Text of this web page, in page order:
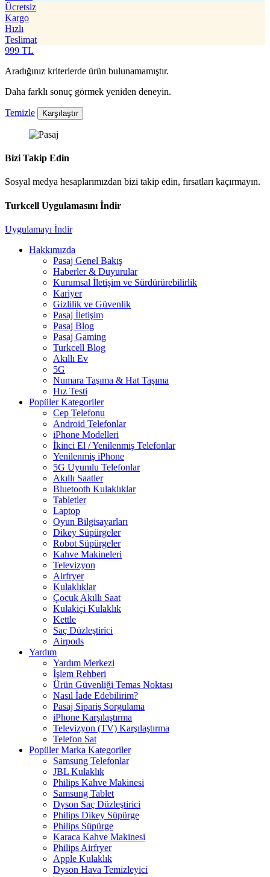
Ücretsiz
Kargo
Hızlı
Teslimat
999 TL
Aradığınız kriterlerde ürün bulunamamıştır.
Daha farklı sonuç görmek yeniden deneyin.
Temizle Karşılaştır
Bizi Takip Edin
Sosyal medya hesaplarımızdan bizi takip edin, fırsatları kaçırmayın.
Turkcell Uygulamasını İndir
Uygulamayı İndir
Hakkımızda
Pasaj Genel Bakış
Haberler & Duyurular
Kurumsal İletişim ve Sürdürürebilirlik
Kariyer
Gizlilik ve Güvenlik
Pasaj İletişim
Pasaj Blog
Pasaj Gaming
Turkcell Blog
Akıllı Ev
5G
Numara Taşıma & Hat Taşıma
Hız Testi
Popüler Kategoriler
Cep Telefonu
Android Telefonlar
iPhone Modelleri
İkinci El / Yenilenmiş Telefonlar
Yenilenmiş iPhone
5G Uyumlu Telefonlar
Akıllı Saatler
Bluetooth Kulaklıklar
Tabletler
Laptop
Oyun Bilgisayarları
Dikey Süpürgeler
Robot Süpürgeler
Kahve Makineleri
Televizyon
Airfryer
Kulaklıklar
Çocuk Akıllı Saat
Kulakiçi Kulaklık
Kettle
Saç Düzleştirici
Airpods
Yardım
Yardım Merkezi
İşlem Rehberi
Ürün Güvenliği Temas Noktası
Nasıl İade Edebilirim?
Pasaj Sipariş Sorgulama
iPhone Karşılaştırma
Televizyon (TV) Karşılaştırma
Telefon Sat
Popüler Marka Kategoriler
Samsung Telefonlar
JBL Kulaklık
Philips Kahve Makinesi
Samsung Tablet
Dyson Saç Düzleştirici
Philips Dikey Süpürge
Philips Süpürge
Karaca Kahve Makinesi
Philips Airfryer
Apple Kulaklık
Dyson Hava Temizleyici